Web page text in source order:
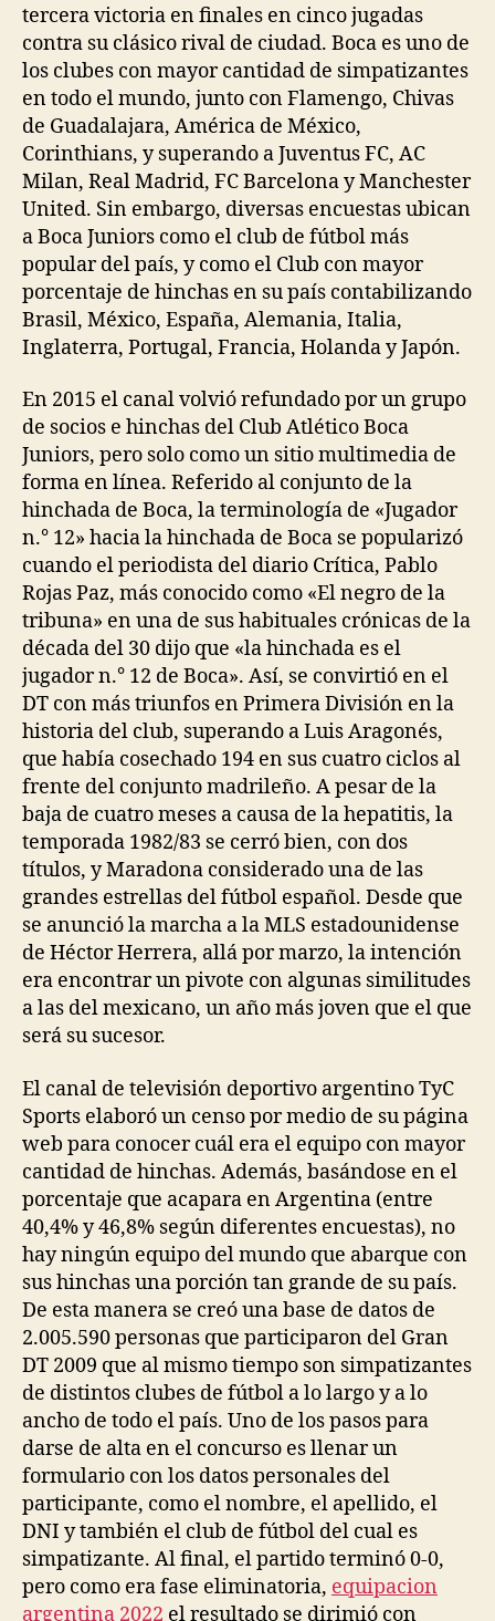
tercera victoria en finales en cinco jugadas
contra su clásico rival de ciudad. Boca es uno de
los clubes con mayor cantidad de simpatizantes
en todo el mundo, junto con Flamengo, Chivas
de Guadalajara, América de México,
Corinthians, y superando a Juventus FC, AC
Milan, Real Madrid, FC Barcelona y Manchester
United. Sin embargo, diversas encuestas ubican
a Boca Juniors como el club de fútbol más
popular del país, y como el Club con mayor
porcentaje de hinchas en su país contabilizando
Brasil, México, España, Alemania, Italia,
Inglaterra, Portugal, Francia, Holanda y Japón.
En 2015 el canal volvió refundado por un grupo
de socios e hinchas del Club Atlético Boca
Juniors, pero solo como un sitio multimedia de
forma en línea. Referido al conjunto de la
hinchada de Boca, la terminología de «Jugador
n.° 12» hacia la hinchada de Boca se popularizó
cuando el periodista del diario Crítica, Pablo
Rojas Paz, más conocido como «El negro de la
tribuna» en una de sus habituales crónicas de la
década del 30 dijo que «la hinchada es el
jugador n.° 12 de Boca». Así, se convirtió en el
DT con más triunfos en Primera División en la
historia del club, superando a Luis Aragonés,
que había cosechado 194 en sus cuatro ciclos al
frente del conjunto madrileño. A pesar de la
baja de cuatro meses a causa de la hepatitis, la
temporada 1982/83 se cerró bien, con dos
títulos, y Maradona considerado una de las
grandes estrellas del fútbol español. Desde que
se anunció la marcha a la MLS estadounidense
de Héctor Herrera, allá por marzo, la intención
era encontrar un pivote con algunas similitudes
a las del mexicano, un año más joven que el que
será su sucesor.
El canal de televisión deportivo argentino TyC
Sports elaboró un censo por medio de su página
web para conocer cuál era el equipo con mayor
cantidad de hinchas. Además, basándose en el
porcentaje que acapara en Argentina (entre
40,4% y 46,8% según diferentes encuestas), no
hay ningún equipo del mundo que abarque con
sus hinchas una porción tan grande de su país.
De esta manera se creó una base de datos de
2.005.590 personas que participaron del Gran
DT 2009 que al mismo tiempo son simpatizantes
de distintos clubes de fútbol a lo largo y a lo
ancho de todo el país. Uno de los pasos para
darse de alta en el concurso es llenar un
formulario con los datos personales del
participante, como el nombre, el apellido, el
DNI y también el club de fútbol del cual es
simpatizante. Al final, el partido terminó 0-0,
pero como era fase eliminatoria, equipacion
argentina 2022 el resultado se dirimió con